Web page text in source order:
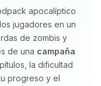
apocalíptico
jugadores en un
de zombis y
de una campaña
la dificultad
progreso y el